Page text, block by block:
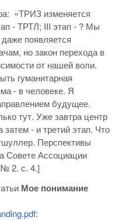
«ТРИЗ изменяется
- ТРТЛ; III этап - ? Мы
появляется
но закон перехода в
от нашей воли.
гуманитарная
- в человеке. Я
будущее.
тут. Уже завтра центр
- и третий этап. Что
Перспективы
Совете Ассоциации
2. с. 4.]
Мое понимание
: